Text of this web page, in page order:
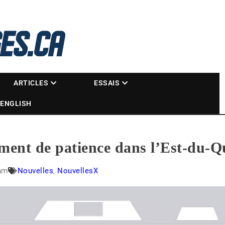
ARTICLES ESSAIS
ENGLISH
de patience dans l’Est-du-
Nouvelles, NouvellesX